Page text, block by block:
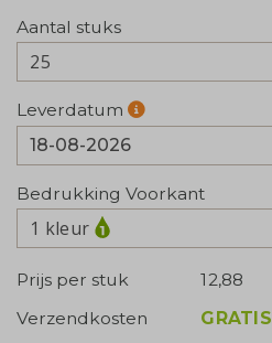
Aantal stuks
25
Leverdatum
Bedrukking Voorkant
1 kleur
Prijs per stuk
12,88
Verzendkosten
GRATIS